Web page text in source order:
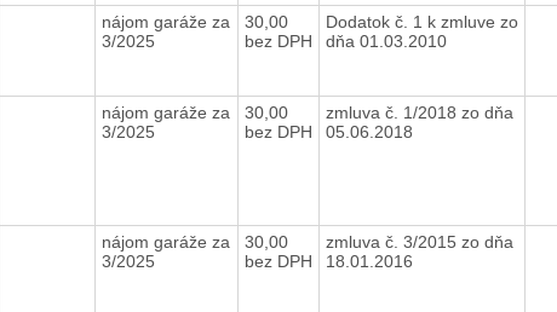
nájom garáže za
3/2025
30,00
bez DPH
Dodatok č. 1 k zmluve zo
dňa 01.03.2010
nájom garáže za
3/2025
30,00
bez DPH
zmluva č. 1/2018 zo dňa
05.06.2018
nájom garáže za
3/2025
30,00
bez DPH
zmluva č. 3/2015 zo dňa
18.01.2016